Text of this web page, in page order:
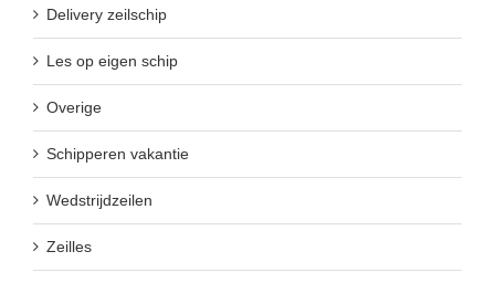
Delivery zeilschip
Les op eigen schip
Overige
Schipperen vakantie
Wedstrijdzeilen
Zeilles